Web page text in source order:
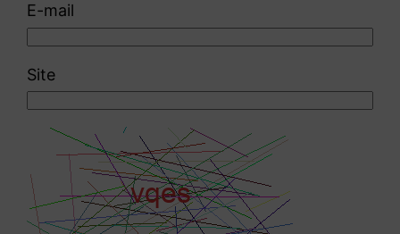
E-mail
Site